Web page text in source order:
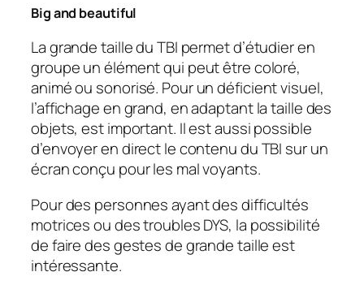
Big and beautiful
La grande taille du TBI permet d’étudier en
groupe un élément qui peut être coloré,
animé ou sonorisé. Pour un déficient visuel,
l’affichage en grand, en adaptant la taille des
objets, est important. Il est aussi possible
d’envoyer en direct le contenu du TBI sur un
écran conçu pour les mal voyants.
Pour des personnes ayant des difficultés
motrices ou des troubles DYS, la possibilité
de faire des gestes de grande taille est
intéressante.